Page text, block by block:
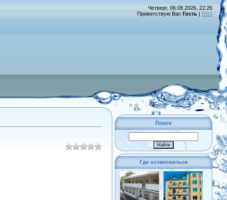
Четверг, 06.08.2026, 22:26
Приветствую Вас Гость | RSS
Поиск
Где остановиться